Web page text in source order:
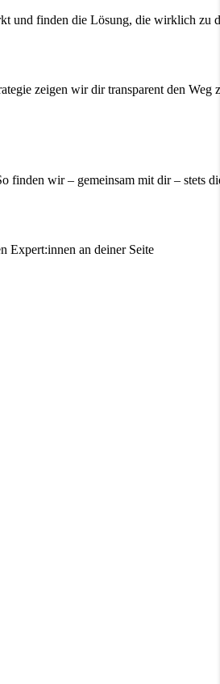
und finden die Lösung, die wirklich zu
zeigen wir dir transparent den Weg
wir – gemeinsam mit dir – stets
Expert:innen an deiner Seite